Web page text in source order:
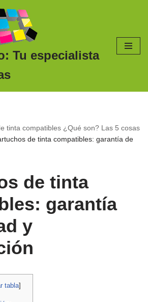
Tu especialista
tinta compatibles ¿Qué son? Las 5 cosas
de tinta compatibles: garantía de
de tinta
garantía
y
tabla]